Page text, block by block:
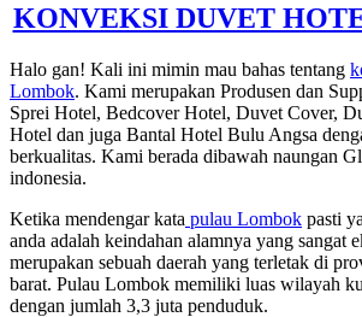
KONVEKSI DUVET
Halo gan! Kali ini mimin mau bahas tentang
Lombok. Kami merupakan Produsen dan
Sprei Hotel, Bedcover Hotel, Duvet Cover,
Hotel dan juga Bantal Hotel Bulu Angsa
berkualitas. Kami berada dibawah naungan
indonesia.
Ketika mendengar kata pulau Lombok pasti
anda adalah keindahan alamnya yang sangat
merupakan sebuah daerah yang terletak di
barat. Pulau Lombok memiliki luas wilayah
dengan jumlah 3,3 juta penduduk.